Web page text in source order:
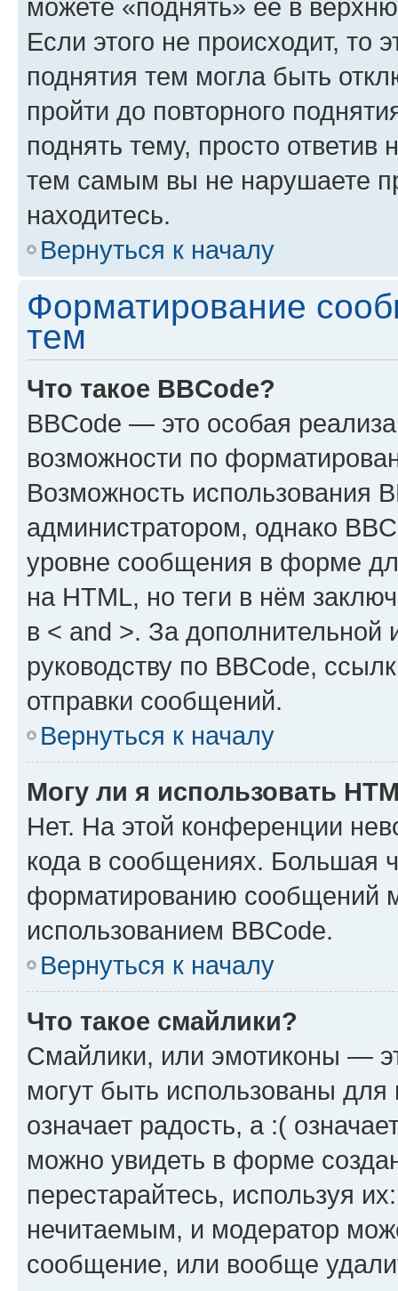
можете «поднять» её в
Если этого не происходит, то
поднятия тем могла быть
пройти до повторного
поднять тему, просто ответив
тем самым вы не нарушаете
находитесь.
Вернуться к началу
Форматирование
тем
Что такое BBCode?
BBCode — это особая
возможности по
Возможность использования
администратором, однако
уровне сообщения в форме
на HTML, но теги в нём
в < and >. За
руководству по BBCode,
отправки сообщений.
Вернуться к началу
Могу ли я использовать
Нет. На этой конференции
кода в сообщениях. Большая
форматированию сообщений
использованием BBCode.
Вернуться к началу
Что такое смайлики?
Смайлики, или эмотиконы —
могут быть использованы
означает радость, а :(
можно увидеть в форме
перестарайтесь, используя
нечитаемым, и модератор
сообщение, или вообще